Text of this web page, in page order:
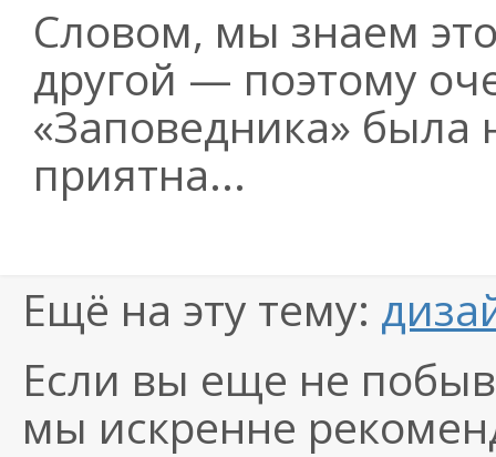
Словом, мы знаем
другой — поэтому
«Заповедника»
приятна...
Ещё на эту тему:
Если вы еще не
мы искренне